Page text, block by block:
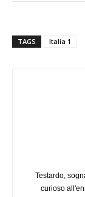
TAGS Italia 1
Testardo,
curioso